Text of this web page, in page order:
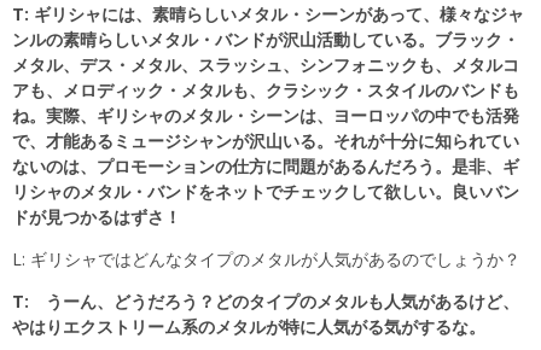
T: ギリシャには、素晴らしいメタル・シーンがあって、様々なジャ
ンルの素晴らしいメタル・バンドが沢山活動している。ブラック・
メタル、デス・メタル、スラッシュ、シンフォニックも、メタルコ
アも、メロディック・メタルも、クラシック・スタイルのバンドも
ね。実際、ギリシャのメタル・シーンは、ヨーロッパの中でも活発
で、才能あるミュージシャンが沢山いる。それが十分に知られてい
ないのは、プロモーションの仕方に問題があるんだろう。是非、ギ
リシャのメタル・バンドをネットでチェックして欲しい。良いバン
ドが見つかるはずさ！
L: ギリシャではどんなタイプのメタルが人気があるのでしょうか？
T: うーん、どうだろう？どのタイプのメタルも人気があるけど、
やはりエクストリーム系のメタルが特に人気がる気がするな。